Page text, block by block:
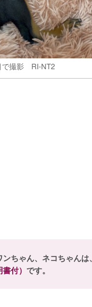
で撮影 RI-NT2
ちゃん、ネコちゃんは、
付） です。